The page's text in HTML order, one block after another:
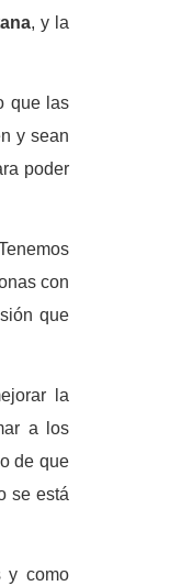
, y la
que las
y sean
poder
con
que
la
a los
de que
se está
y como